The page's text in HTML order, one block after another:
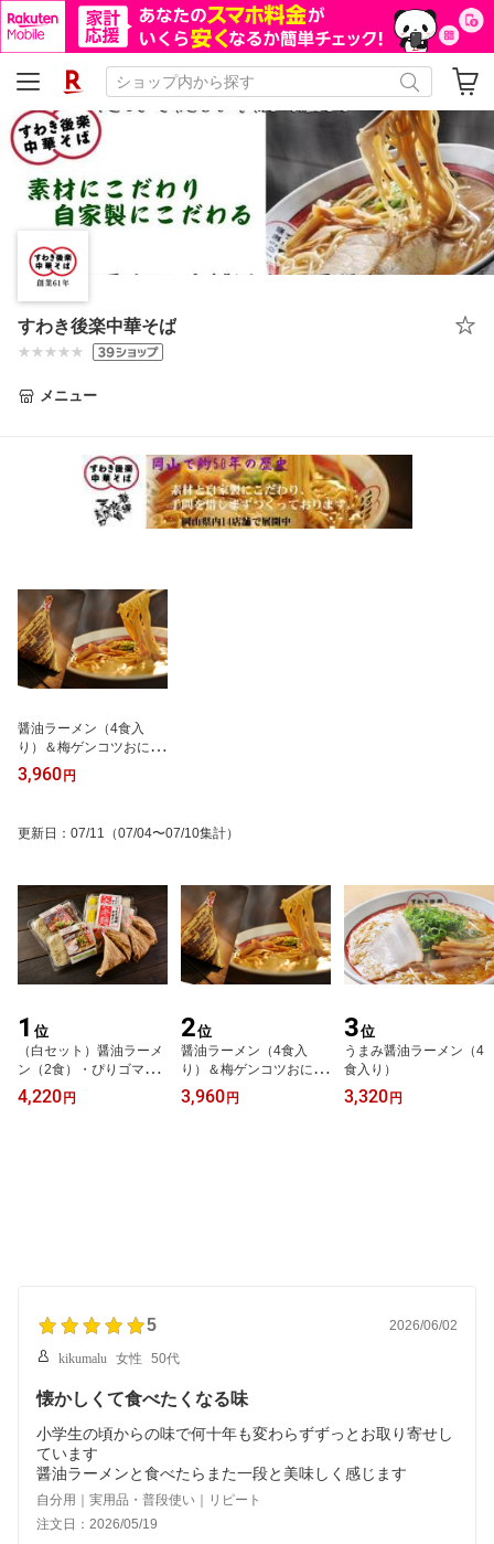
すわき後楽中華そば
メニュー
醤油ラーメン（4食入
り）＆梅ゲンコツおにぎ
り（4個入り）
3,960 円
更新日 ： 07/11 （07/04〜07/10集計）
1 位
（白セット）醤油ラーメ
ン（2食）・ぴりゴマラ
ーメン（1食）・うまみ
醤油ラーメン（1食）・
4,220 円
2位
醤油ラーメン（4食入
り）＆梅ゲンコツおにぎ
り（4個入り）
3,960 円
3位
うまみ醤油ラーメン（4
食入り）
3,320 円
5 2026/06/02
kikumalu 女性 50代
懐かしくて食べたくなる味
小学生の頃からの味で何十年も変わらずずっとお取り寄せし
ています
醤油ラーメンと食べたらまた一段と美味しく感じます
自分用｜実用品・普段使い｜リピート
注文日：2026/05/19